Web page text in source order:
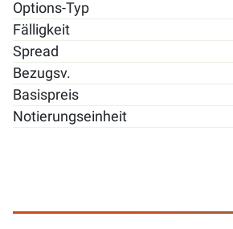
Options-Typ
Fälligkeit
Spread
Bezugsv.
Basispreis
Notierungseinheit